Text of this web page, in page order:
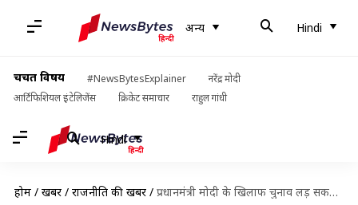
अन्य Hindi
चर्चित विषय #NewsBytesExplainer
नरेंद्र मोदी
आर्टिफिशियल इंटेलिजेंस
क्रिकेट समाचार राहुल गांधी
Hindi
होम / खबरें / राजनीति की खबरें / प्रधानमंत्री मोदी के खिलाफ चुनाव लड़ सकती हैं प्रियंका गांधी, सोनिया और राहुल करेंगे अंतिम फैसला